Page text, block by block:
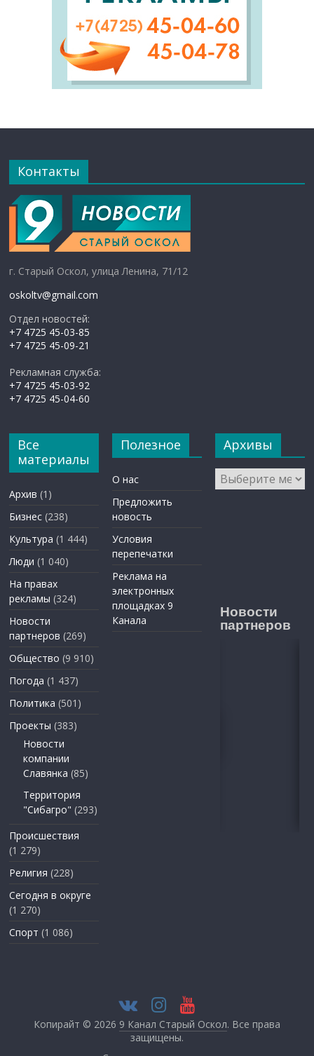
Контакты
г. Старый Оскол, улица Ленина, 71/12
oskoltv@gmail.com
Отдел новостей:
+7 4725 45-03-85
+7 4725 45-09-21
Рекламная служба:
+7 4725 45-03-92
+7 4725 45-04-60
Все
материалы
Архив (1)
Бизнес (238)
Культура (1 444)
Люди (1 040)
На правах
рекламы (324)
Новости
партнеров (269)
Общество (9 910)
Погода (1 437)
Политика (501)
Проекты (383)
Новости
компании
Славянка (85)
Территория
"Сибагро" (293)
Происшествия
(1 279)
Религия (228)
Сегодня в округе
(1 270)
Спорт (1 086)
Полезное
О нас
Предложить
новость
Условия
перепечатки
Реклама на
электронных
площадках 9
Канала
Архивы
Архивы
Новости
партнеров
Копирайт © 2026 9 Канал Старый Оскол. Все права
защищены.